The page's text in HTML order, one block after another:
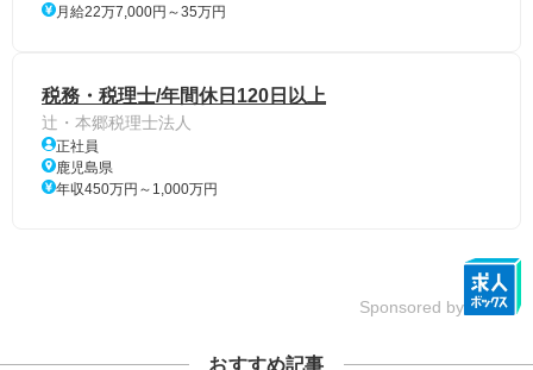
月給22万7,000円～35万円
税務・税理士/年間休日120日以上
辻・本郷税理士法人
正社員
鹿児島県
年収450万円～1,000万円
Sponsored by
おすすめ記事